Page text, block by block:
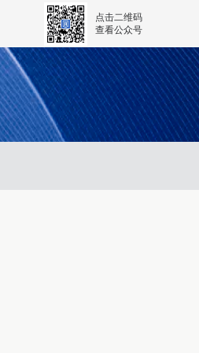
点击二维码
查看公众号